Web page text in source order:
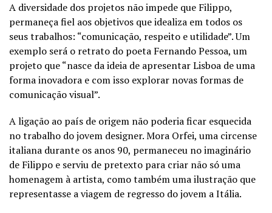
A diversidade dos projetos não impede que Filippo,
permaneça fiel aos objetivos que idealiza em todos os
seus trabalhos: “comunicação, respeito e utilidade”. Um
exemplo será o retrato do poeta Fernando Pessoa, um
projeto que “nasce da ideia de apresentar Lisboa de uma
forma inovadora e com isso explorar novas formas de
comunicação visual”.
A ligação ao país de origem não poderia ficar esquecida
no trabalho do jovem designer. Mora Orfei, uma circense
italiana durante os anos 90, permaneceu no imaginário
de Filippo e serviu de pretexto para criar não só uma
homenagem à artista, como também uma ilustração que
representasse a viagem de regresso do jovem a Itália.